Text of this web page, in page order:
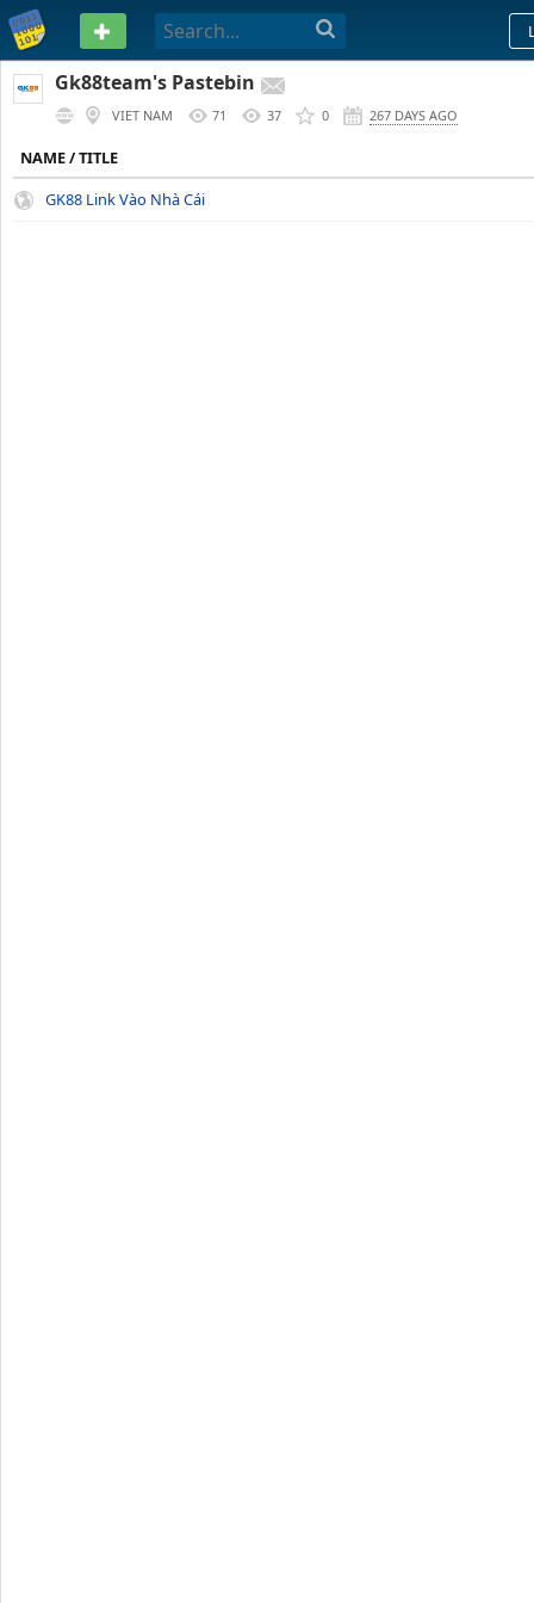
PASTEBIN
Gk88team's Pastebin
VIET NAM 71 37 0 267 DAYS AGO
NAME / TITLE
GK88 Link Vào Nhà Cái